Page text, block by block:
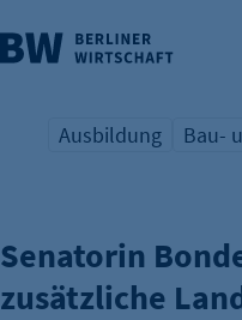
überspringen
Übersicht
Ausbildung Bau-
INFRASTRUKTUR
Senatorin
zusätzliche